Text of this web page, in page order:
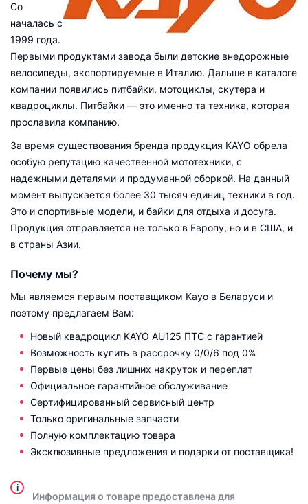
Со
началась с
1999 года.
Первыми продуктами завода были детские внедорожные
велосипеды, экспортируемые в Италию. Дальше в каталоге
компании появились питбайки, мотоциклы, скутера и
квадроциклы. Питбайки — это именно та техника, которая
прославила компанию.
За время существования бренда продукция KAYO обрела
особую репутацию качественной мототехники, с
надежными деталями и продуманной сборкой. На данный
момент выпускается более 30 тысяч единиц техники в год.
Это и спортивные модели, и байки для отдыха и досуга.
Продукция отправляется не только в Европу, но и в США, и
в страны Азии.
Почему мы?
Мы являемся первым поставщиком Kayo в Беларуси и
поэтому предлагаем Вам:
Новый квадроцикл KAYO AU125 ПТС с гарантией
Возможность купить в рассрочку 0/0/6 под 0%
Первые цены без лишних накруток и переплат
Официальное гарантийное обслуживание
Сертифицированный сервисный центр
Только оригинальные запчасти
Полную комплектацию товара
Эксклюзивные предложения и подарки от поставщика!
i
Информация о товаре предоставлена для